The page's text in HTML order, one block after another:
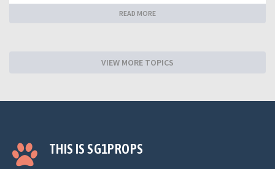
READ MORE
VIEW MORE TOPICS
THIS IS SG1PROPS